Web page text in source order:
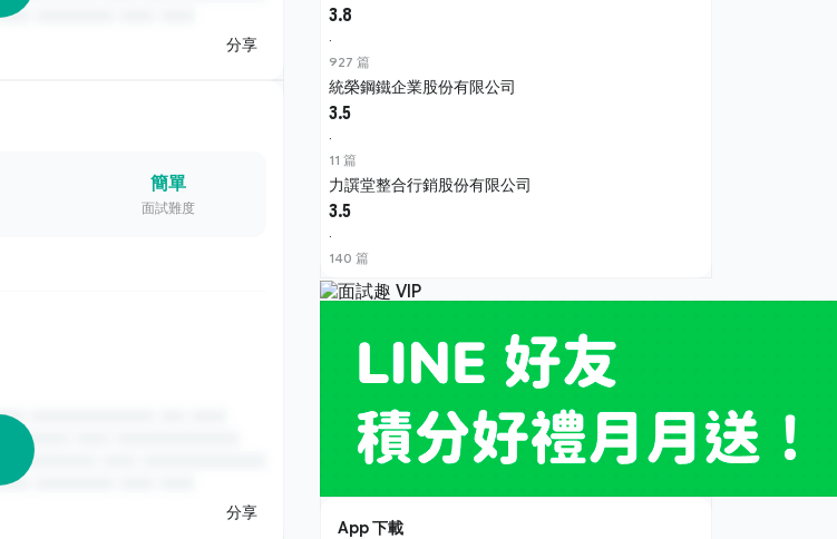
分享
簡單
面試難度
分享
3.8
·
927 篇
統榮鋼鐵企業股份有限公司
3.5
·
11 篇
力譔堂整合行銷股份有限公司
3.5
·
140 篇
App 下載